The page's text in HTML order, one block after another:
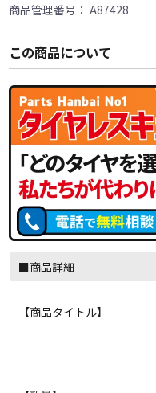
商品管理番号：A87428
この商品について
■商品詳細
【商品タイトル】